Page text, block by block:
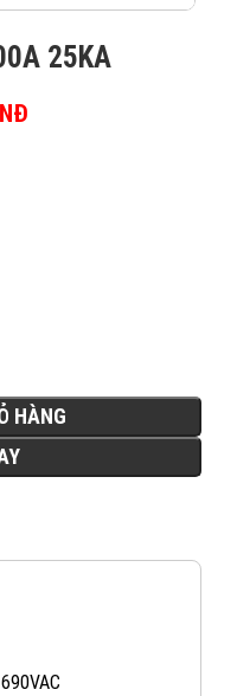
25KA
VNĐ.
HÀNG